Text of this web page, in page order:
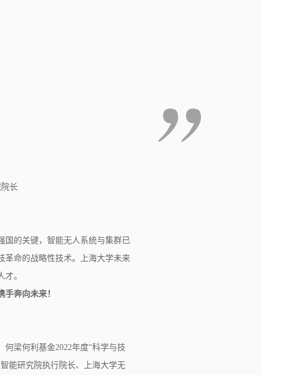
院长
国的关键，智能无人系统与集群已
革命的战略性技术。上海大学未来
。
奔向未来！
梁何利基金2022年度“科学与技
能研究院执行院长、上海大学无